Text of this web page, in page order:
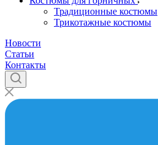
Традиционные костюмы
Трикотажные костюмы
Новости
Статьи
Контакты